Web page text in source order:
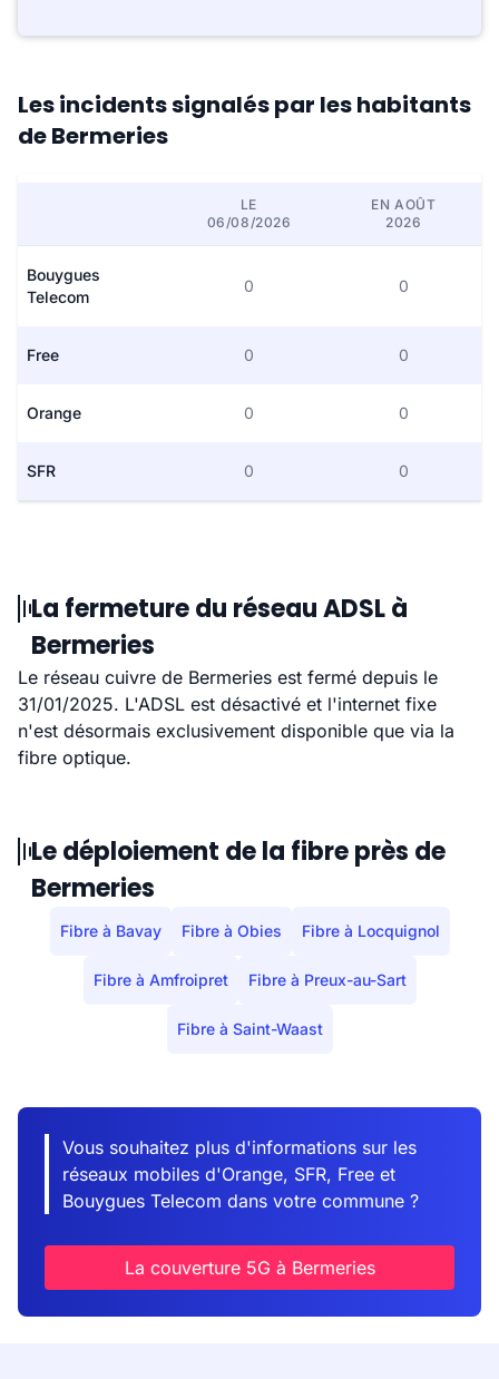
Les incidents signalés par les habitants
de Bermeries
LE
06/08/2026
EN AOÛT
2026
Bouygues
Telecom
0 0
Free 0 0
Orange 0 0
SFR 0 0
La fermeture du réseau ADSL à
Bermeries
Le réseau cuivre de Bermeries est fermé depuis le
31/01/2025. L'ADSL est désactivé et l'internet fixe
n'est désormais exclusivement disponible que via la
fibre optique.
Le déploiement de la fibre près de
Bermeries
Fibre à Bavay Fibre à Obies Fibre à Locquignol
Fibre à Amfroipret Fibre à Preux-au-Sart
Fibre à Saint-Waast
Vous souhaitez plus d'informations sur les
réseaux mobiles d'Orange, SFR, Free et
Bouygues Telecom dans votre commune ?
La couverture 5G à Bermeries